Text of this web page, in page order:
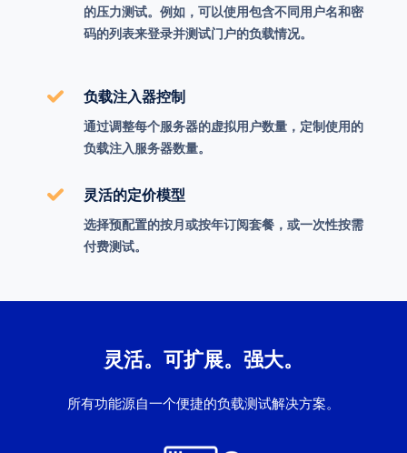
的压力测试。例如，可以使用包含不同用户名和密
码的列表来登录并测试门户的负载情况。
负载注入器控制
通过调整每个服务器的虚拟用户数量，定制使用的
负载注入服务器数量。
灵活的定价模型
选择预配置的按月或按年订阅套餐，或一次性按需
付费测试。
灵活。可扩展。强大。
所有功能源自一个便捷的负载测试解决方案。